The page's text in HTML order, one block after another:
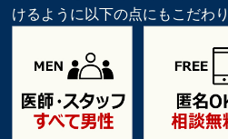
けるように以下の点にもこだわ